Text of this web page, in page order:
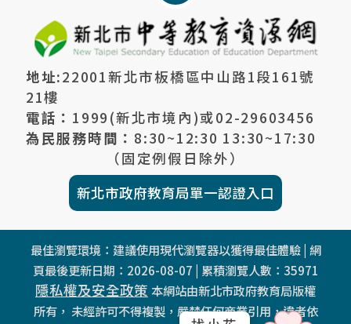
地址:22001新北市板橋區中山路1段161號
21樓
電話： 1999(新北市境內)或02-29603456
為民服務時間： 8:30~12:30 13:30~17:30
（固定例假日除外）
新北市政府教育局單一認證入口
最佳瀏覽環境：建議使用現代瀏覽器以獲得最佳體驗 | 網
頁最後更新日期： 2026-08-07 | 累積瀏覽人數： 35971
隱私權及安全政策 本網站由新北市政府教育局版權
所有， 未經許可不得複製，嚴禁任何商業引用，違者依